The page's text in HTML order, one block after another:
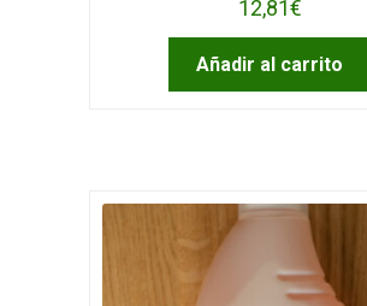
12,81€
Añadir al carrito